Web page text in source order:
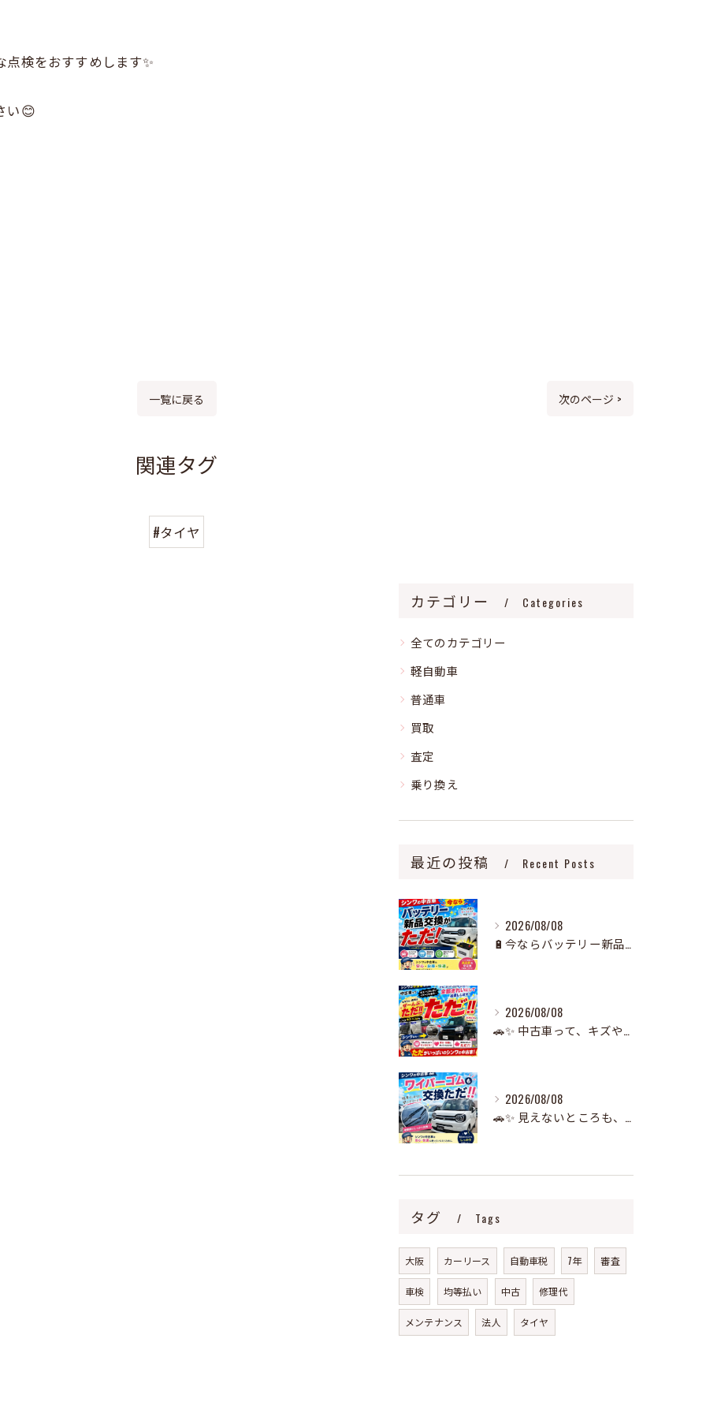
検をおすすめします✨
い😊
一覧に戻る 次のページ >
関連タグ
#タイヤ
カテゴリー Categories
全てのカテゴリー
軽自動車
普通車
買取
査定
乗り換え
最近の投稿 Recent Posts
2026/08/08
🔋今ならバッテリー新品交換が無料！🚗✨
2026/08/08
🚗✨ 中古車って、キズやヘコミが多いイメージありませんか？✨
2026/08/08
🚗✨ 見えないところも、しっかり整備しています！ ✨🚗
タグ Tags
大阪 カーリース 自動車税 7年 審査
車検 均等払い 中古 修理代
メンテナンス 法人 タイヤ